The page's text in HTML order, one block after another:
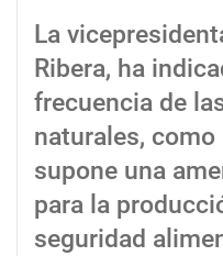
La
Ribera, ha
frecuencia de
naturales,
supone una
para la
seguridad